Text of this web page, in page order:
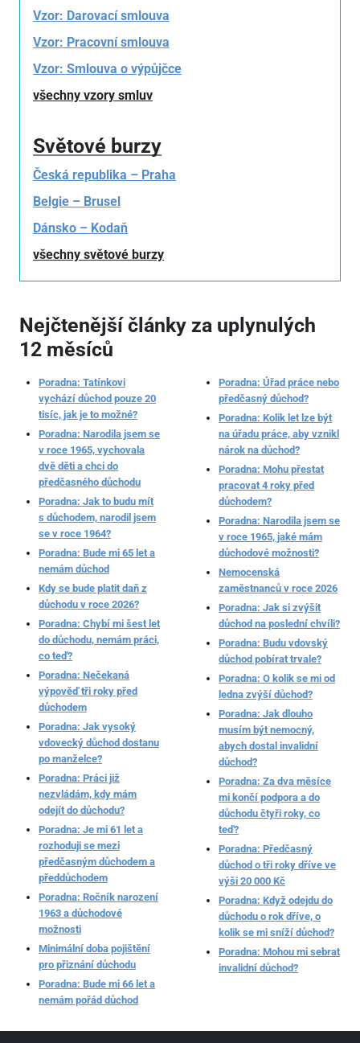
Vzor: Darovací smlouva
Vzor: Pracovní smlouva
Vzor: Smlouva o výpůjčce
všechny vzory smluv
Světové burzy
Česká republika – Praha
Belgie – Brusel
Dánsko – Kodaň
všechny světové burzy
Nejčtenější články za uplynulých
12 měsíců
Poradna: Tatínkovi
vychází důchod pouze 20
tisíc, jak je to možné?
Poradna: Narodila jsem se
v roce 1965, vychovala
dvě děti a chci do
předčasného důchodu
Poradna: Jak to budu mít
s důchodem, narodil jsem
se v roce 1964?
Poradna: Bude mi 65 let a
nemám důchod
Kdy se bude platit daň z
důchodu v roce 2026?
Poradna: Chybí mi šest let
do důchodu, nemám práci,
co teď?
Poradna: Nečekaná
výpověď tři roky před
důchodem
Poradna: Jak vysoký
vdovecký důchod dostanu
po manželce?
Poradna: Práci již
nezvládám, kdy mám
odejít do důchodu?
Poradna: Je mi 61 let a
rozhoduji se mezi
předčasným důchodem a
předdůchodem
Poradna: Ročník narození
1963 a důchodové
možnosti
Minimální doba pojištění
pro přiznání důchodu
Poradna: Bude mi 66 let a
nemám pořád důchod
Poradna: Úřad práce nebo
předčasný důchod?
Poradna: Kolik let lze být
na úřadu práce, aby vznikl
nárok na důchod?
Poradna: Mohu přestat
pracovat 4 roky před
důchodem?
Poradna: Narodila jsem se
v roce 1965, jaké mám
důchodové možnosti?
Nemocenská
zaměstnanců v roce 2026
Poradna: Jak si zvýšit
důchod na poslední chvíli?
Poradna: Budu vdovský
důchod pobírat trvale?
Poradna: O kolik se mi od
ledna zvýší důchod?
Poradna: Jak dlouho
musím být nemocný,
abych dostal invalidní
důchod?
Poradna: Za dva měsíce
mi končí podpora a do
důchodu čtyři roky, co
teď?
Poradna: Předčasný
důchod o tři roky dříve ve
výši 20 000 Kč
Poradna: Když odejdu do
důchodu o rok dříve, o
kolik se mi sníží důchod?
Poradna: Mohou mi sebrat
invalidní důchod?